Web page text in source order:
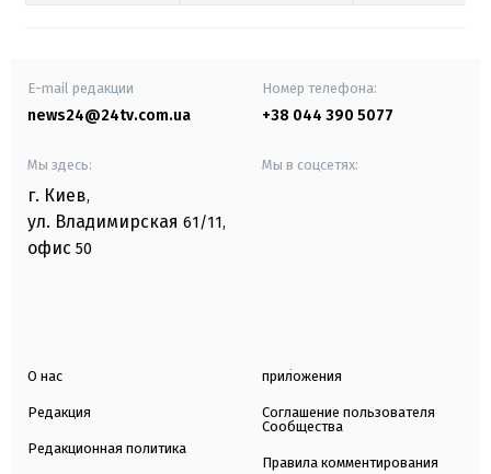
E-mail редакции
news24@24tv.com.ua
Номер телефона:
+38 044 390 5077
Мы здесь:
г. Киев,
ул. Владимирская 61/11,
офис 50
Мы в соцсетях:
О нас
Редакция
Редакционная политика
приложения
Соглашение пользователя
Сообщества
Правила комментирования